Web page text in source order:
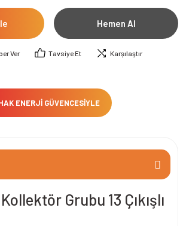
Hemen Al
Ver Tavsiye Et Karşılaştır
ENERJİ GÜVENCESİYLE
Grubu 13 Çıkışlı